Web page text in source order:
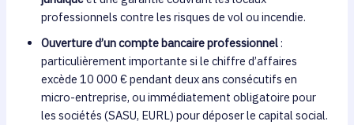
professionnels contre les risques de vol ou incendie.
Ouverture d’un compte bancaire professionnel:
particulièrement importante si le chiffre d’affaires
excède 10 000 € pendant deux ans consécutifs en
micro-entreprise, ou immédiatement obligatoire pour
les sociétés (SASU, EURL) pour déposer le capital social.